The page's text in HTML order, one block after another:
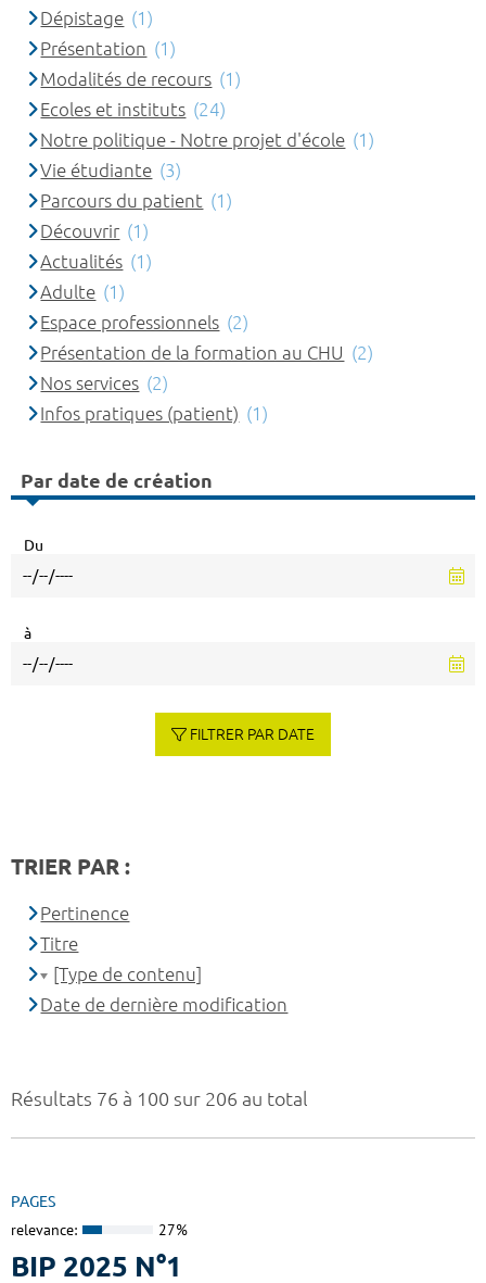
Résultats 76 à 100 sur 206 au total
PAGES
relevance: 27%
BIP 2025 N°1
Dépistage (1)
Présentation (1)
Modalités de recours (1)
Ecoles et instituts (24)
Notre politique - Notre projet d'école (1)
Vie étudiante (3)
Parcours du patient (1)
Découvrir (1)
Actualités (1)
Adulte (1)
Espace professionnels (2)
Présentation de la formation au CHU (2)
Nos services (2)
Infos pratiques (patient) (1)
Par date de création
Du
à
FILTRER PAR DATE
TRIER PAR :
Pertinence
Titre
[Type de contenu]
Date de dernière modification